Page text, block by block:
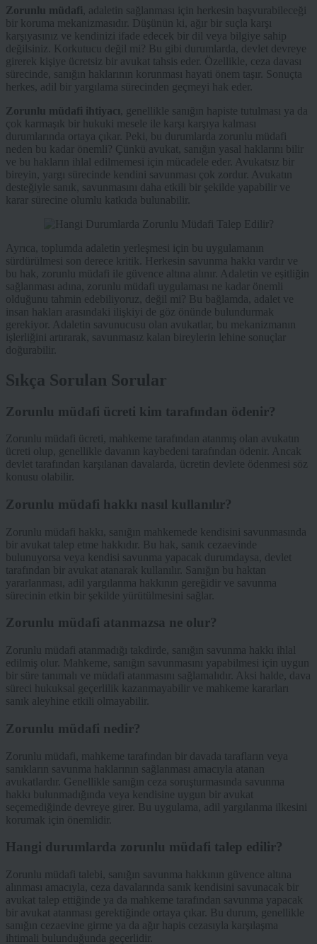
Zorunlu müdafi , adaletin sağlanması için herkesin başvurabileceği
bir koruma mekanizmasıdır. Düşünün ki, ağır bir suçla karşı
karşıyasınız ve kendinizi ifade edecek bir dil veya bilgiye sahip
değilsiniz. Korkutucu değil mi? Bu gibi durumlarda, devlet devreye
girerek kişiye ücretsiz bir avukat tahsis eder. Özellikle, ceza davası
sürecinde, sanığın haklarının korunması hayati önem taşır. Sonuçta
herkes, adil bir yargılama sürecinden geçmeyi hak eder.
Zorunlu müdafi ihtiyacı , genellikle sanığın hapiste tutulması ya da
çok karmaşık bir hukuki mesele ile karşı karşıya kalması
durumlarında ortaya çıkar. Peki, bu durumlarda zorunlu müdafi
neden bu kadar önemli? Çünkü avukat, sanığın yasal haklarını bilir
ve bu hakların ihlal edilmemesi için mücadele eder. Avukatsız bir
bireyin, yargı sürecinde kendini savunması çok zordur. Avukatın
desteğiyle sanık, savunmasını daha etkili bir şekilde yapabilir ve
karar sürecine olumlu katkıda bulunabilir.
Ayrıca, toplumda adaletin yerleşmesi için bu uygulamanın
sürdürülmesi son derece kritik. Herkesin savunma hakkı vardır ve
bu hak, zorunlu müdafi ile güvence altına alınır. Adaletin ve eşitliğin
sağlanması adına, zorunlu müdafi uygulaması ne kadar önemli
olduğunu tahmin edebiliyoruz, değil mi? Bu bağlamda, adalet ve
insan hakları arasındaki ilişkiyi de göz önünde bulundurmak
gerekiyor. Adaletin savunucusu olan avukatlar, bu mekanizmanın
işlerliğini artırarak, savunmasız kalan bireylerin lehine sonuçlar
doğurabilir.
Sıkça Sorulan Sorular
Zorunlu müdafi ücreti kim tarafından ödenir?
Zorunlu müdafi ücreti, mahkeme tarafından atanmış olan avukatın
ücreti olup, genellikle davanın kaybedeni tarafından ödenir. Ancak
devlet tarafından karşılanan davalarda, ücretin devlete ödenmesi söz
konusu olabilir.
Zorunlu müdafi hakkı nasıl kullanılır?
Zorunlu müdafi hakkı, sanığın mahkemede kendisini savunmasında
bir avukat talep etme hakkıdır. Bu hak, sanık cezaevinde
bulunuyorsa veya kendisi savunma yapacak durumdaysa, devlet
tarafından bir avukat atanarak kullanılır. Sanığın bu haktan
yararlanması, adil yargılanma hakkının gereğidir ve savunma
sürecinin etkin bir şekilde yürütülmesini sağlar.
Zorunlu müdafi atanmazsa ne olur?
Zorunlu müdafi atanmadığı takdirde, sanığın savunma hakkı ihlal
edilmiş olur. Mahkeme, sanığın savunmasını yapabilmesi için uygun
bir süre tanımalı ve müdafi atanmasını sağlamalıdır. Aksi halde, dava
süreci hukuksal geçerlilik kazanmayabilir ve mahkeme kararları
sanık aleyhine etkili olmayabilir.
Zorunlu müdafi nedir?
Zorunlu müdafi, mahkeme tarafından bir davada tarafların veya
sanıkların savunma haklarının sağlanması amacıyla atanan
avukatlardır. Genellikle sanığın ceza soruşturmasında savunma
hakkı bulunmadığında veya kendisine uygun bir avukat
seçemediğinde devreye girer. Bu uygulama, adil yargılanma ilkesini
korumak için önemlidir.
Hangi durumlarda zorunlu müdafi talep edilir?
Zorunlu müdafi talebi, sanığın savunma hakkının güvence altına
alınması amacıyla, ceza davalarında sanık kendisini savunacak bir
avukat talep ettiğinde ya da mahkeme tarafından savunma yapacak
bir avukat atanması gerektiğinde ortaya çıkar. Bu durum, genellikle
sanığın cezaevine girme ya da ağır hapis cezasıyla karşılaşma
ihtimali bulunduğunda geçerlidir.